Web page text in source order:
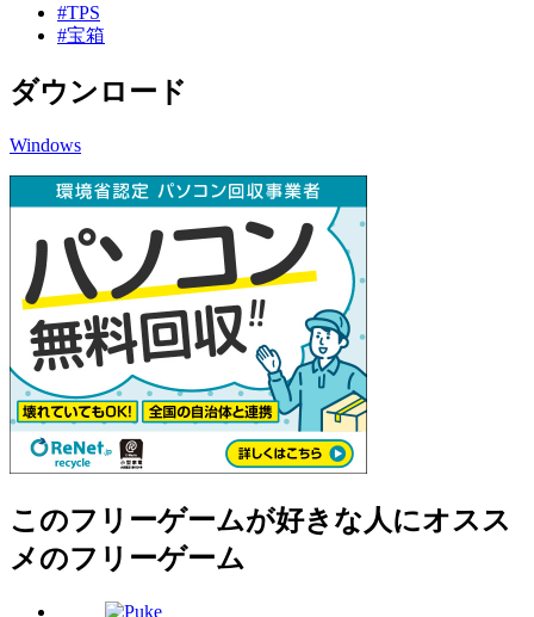
#TPS
#宝箱
ダウンロード
Windows
このフリーゲームが好きな人にオスス
メのフリーゲーム